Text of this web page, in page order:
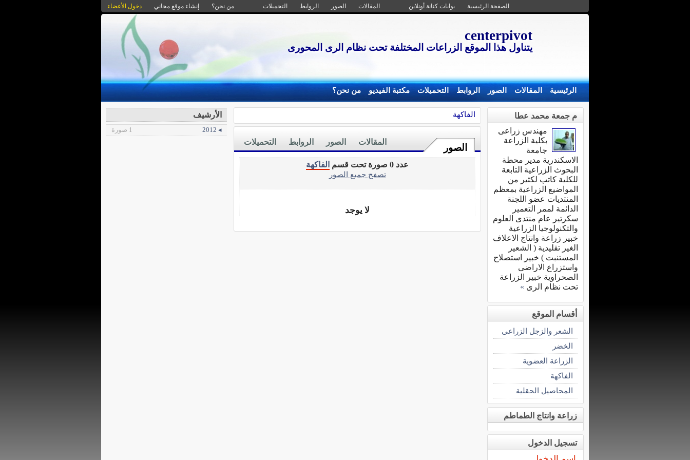
الصفحة الرئيسية بوابات كنانة أونلاين المقالات الصور الروابط التحميلات من نحن؟ إنشاء موقع مجاني دخول الأعضاء
centerpivot
يتناول هذا الموقع الزراعات المختلفة تحت نظام الرى المحورى
الرئيسية المقالات الصور الروابط التحميلات مكتبة الفيديو من نحن؟
الفاكهة
الصور
التحميلات الروابط الصور المقالات
عدد 0 صورة تحت قسم
الفاكهة
تصفح جميع الصور
لا يوجد
م جمعة محمد عطا
مهندس زراعى
بكلية الزراعة
جامعة
الاسكندرية مدير محطة
البحوث الزراعية التابعة
للكلية كاتب لكثير من
المواضيع الزراعية بمعظم
المنتديات عضو اللجنة
الدائمة لممر التعمير
سكرتير عام منتدى العلوم
والتكنولوجيا الزراعية
خبير زراعة وانتاج الاعلاف
الغير تقليدية ( الشعير
المستنبت ) خبير استصلاح
واستزراع الاراضى
الصحراوية خبير الزراعة
تحت نظام الرى »
أقسام الموقع
الشعر والزجل الزراعى
الخضر
الزراعة العضوية
الفاكهة
المحاصيل الحقلية
زراعة وانتاج الطماطم
تسجيل الدخول
الأرشيف
◂ 2012 1 صورة